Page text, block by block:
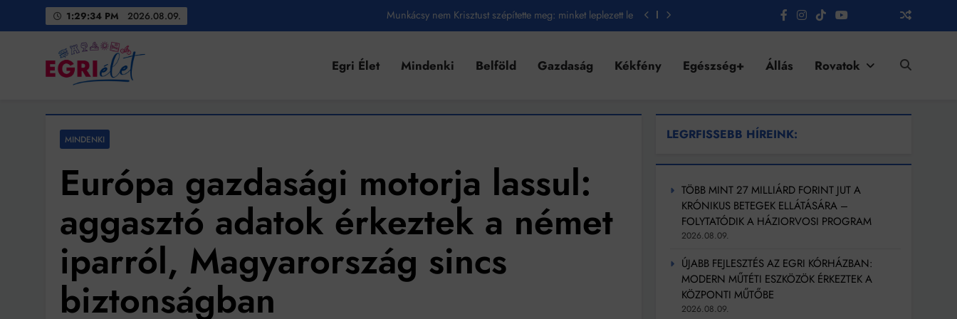
1:29:36 PM 2026.08.09.
Munkácsy nem Krisztust szépítette meg: minket leplezett le
Amikor a Tetris boldogabbá tesz, mint a szerelem
Ki akarsz törni. De miből?
Az öregség nem csak ránc?
Az ördög még mindig Pradát visel. De te miért öltözöl hozzá?
Móricz Zsigmond: falusi író vagy boncmester?
Mindenki a világot akarja uralni – de nem csak a 80-as években
Egri Élet
Egri Élet Mindenki Belföld Gazdaság Kékfény Egészség+ Állás Rovatok
MINDENKI
Európa gazdasági motorja lassul:
aggasztó adatok érkeztek a német
iparról, Magyarország sincs
biztonságban
LEGRFISSEBB HÍREINK:
TÖBB MINT 27 MILLIÁRD FORINT JUT A
KRÓNIKUS BETEGEK ELLÁTÁSÁRA –
FOLYTATÓDIK A HÁZIORVOSI PROGRAM
2026.08.09.
ÚJABB FEJLESZTÉS AZ EGRI KÓRHÁZBAN:
MODERN MŰTÉTI ESZKÖZÖK ÉRKEZTEK A
KÖZPONTI MŰTŐBE
2026.08.09.